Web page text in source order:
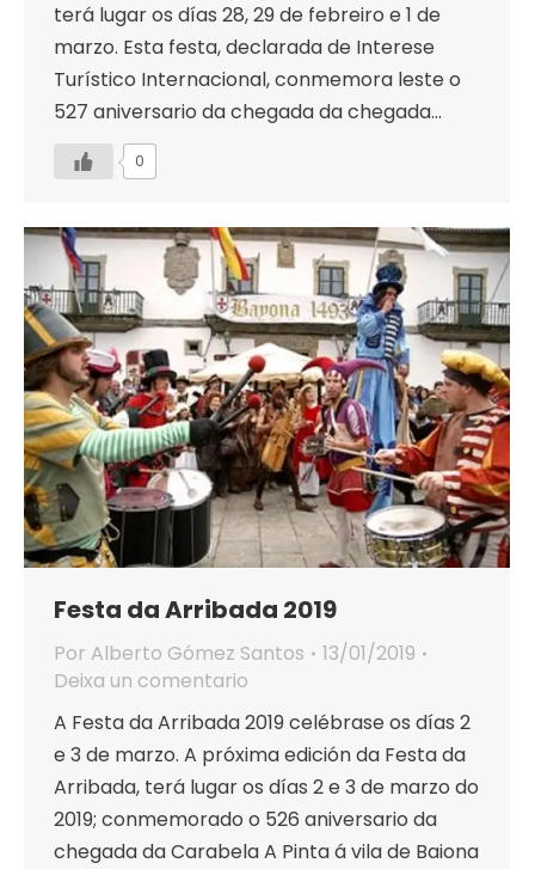
terá lugar os días 28, 29 de febreiro e 1 de
marzo. Esta festa, declarada de Interese
Turístico Internacional, conmemora leste o
527 aniversario da chegada da chegada…
0
Festa da Arribada 2019
Por Alberto Gómez Santos
13/01/2019
Deixa un comentario
A Festa da Arribada 2019 celébrase os días 2
e 3 de marzo. A próxima edición da Festa da
Arribada, terá lugar os días 2 e 3 de marzo do
2019; conmemorado o 526 aniversario da
chegada da Carabela A Pinta á vila de Baiona